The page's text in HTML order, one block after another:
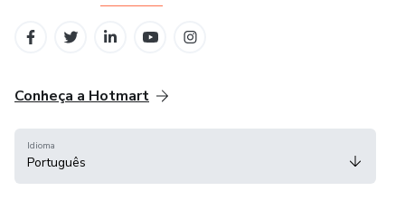
Conheça a Hotmart
Idioma
Português